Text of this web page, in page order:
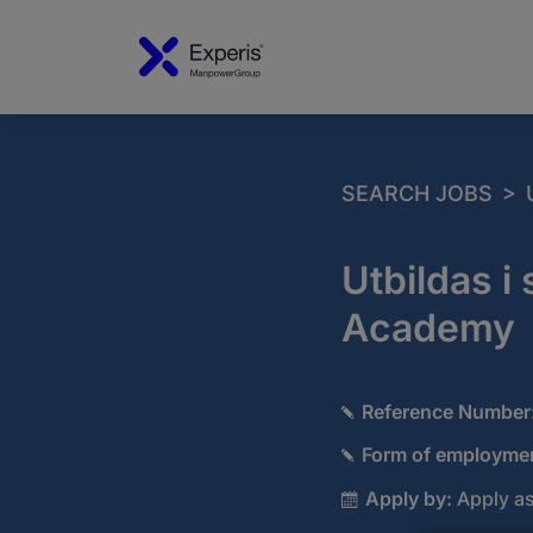
SEARCH JOBS >
Utbildas i
Academy
Reference
Form of
Apply by: Apply